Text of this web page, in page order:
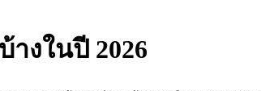
งในปี 2026